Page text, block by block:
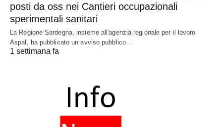
posti da oss nei Cantieri occupazionali
sperimentali sanitari
La Regione Sardegna, insieme all'agenzia regionale per il lavoro
Aspal, ha pubblicato un avviso pubblico…
1 settimana fa